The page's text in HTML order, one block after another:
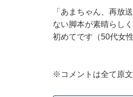
「あまちゃん、再放
ない脚本が素晴らし
初めてです（50代女性
※コメントは全て原